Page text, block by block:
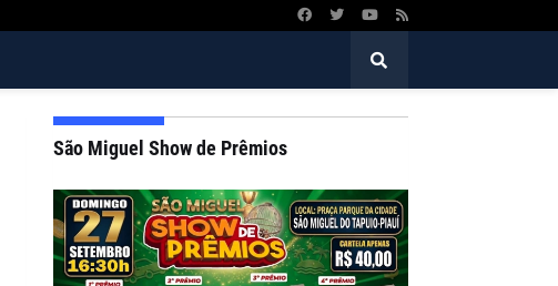
São Miguel Show de Prêmios